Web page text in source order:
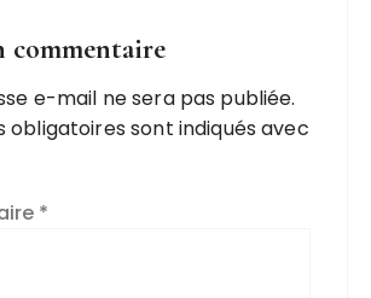
commentaire
e-mail ne sera pas publiée.
obligatoires sont indiqués avec
*